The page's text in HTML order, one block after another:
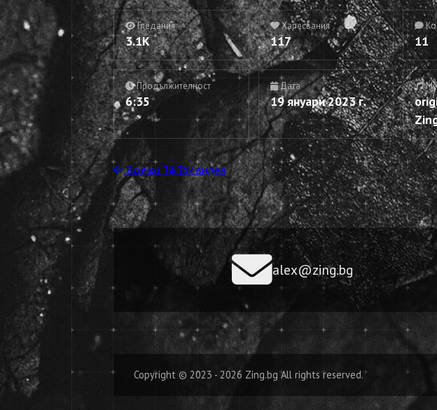
Гледания
3.1K
Харесвания
117 11
Продължителност
6:35
Дата
19 януари 2023 г.
Всички TikTok видеа
alex@zing.bg
Copyright © 2023 - 2026 Zing.bg All rights reserved.